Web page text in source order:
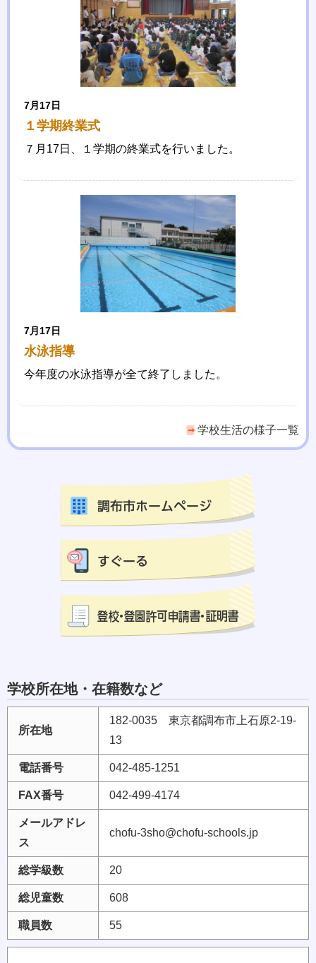
7月17日
１学期終業式
７月17日、１学期の終業式を行いました。
7月17日
水泳指導
今年度の水泳指導が全て終了しました。
学校生活の様子一覧
学校所在地・在籍数など
所在地
182-0035 東京都調布市上石原2-19-
13
電話番号 042-485-1251
FAX番号 042-499-4174
メールアドレ
ス
chofu-3sho@chofu-schools.jp
総学級数 20
総児童数 608
職員数 55